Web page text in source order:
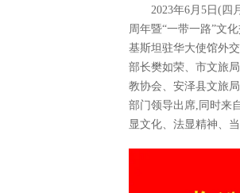
2023年6月5日(四
周年暨“一带一路”文
基斯坦驻华大使馆外
部长樊如荣、市文旅
教协会、安泽县文旅
部门领导出席,同时来
显文化、法显精神、